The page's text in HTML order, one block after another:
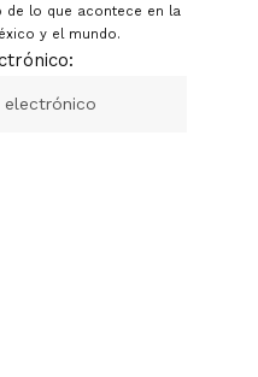
de lo que acontece en la
y el mundo.